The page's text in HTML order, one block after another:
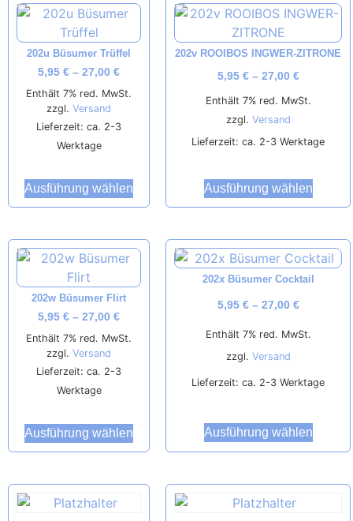
202u Büsumer Trüffel
5,95 € – 27,00 €
Enthält 7% red. MwSt.
zzgl. Versand
Lieferzeit: ca. 2-3
Werktage
Ausführung wählen
202v ROOIBOS INGWER-ZITRONE
5,95 € – 27,00 €
Enthält 7% red. MwSt.
zzgl. Versand
Lieferzeit: ca. 2-3 Werktage
Ausführung wählen
202w Büsumer Flirt
5,95 € – 27,00 €
Enthält 7% red. MwSt.
zzgl. Versand
Lieferzeit: ca. 2-3
Werktage
Ausführung wählen
202x Büsumer Cocktail
5,95 € – 27,00 €
Enthält 7% red. MwSt.
zzgl. Versand
Lieferzeit: ca. 2-3 Werktage
Ausführung wählen